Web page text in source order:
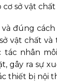
sở vật
đúng
vật chất
tác nhân
gây ra sự
thiết bị nội